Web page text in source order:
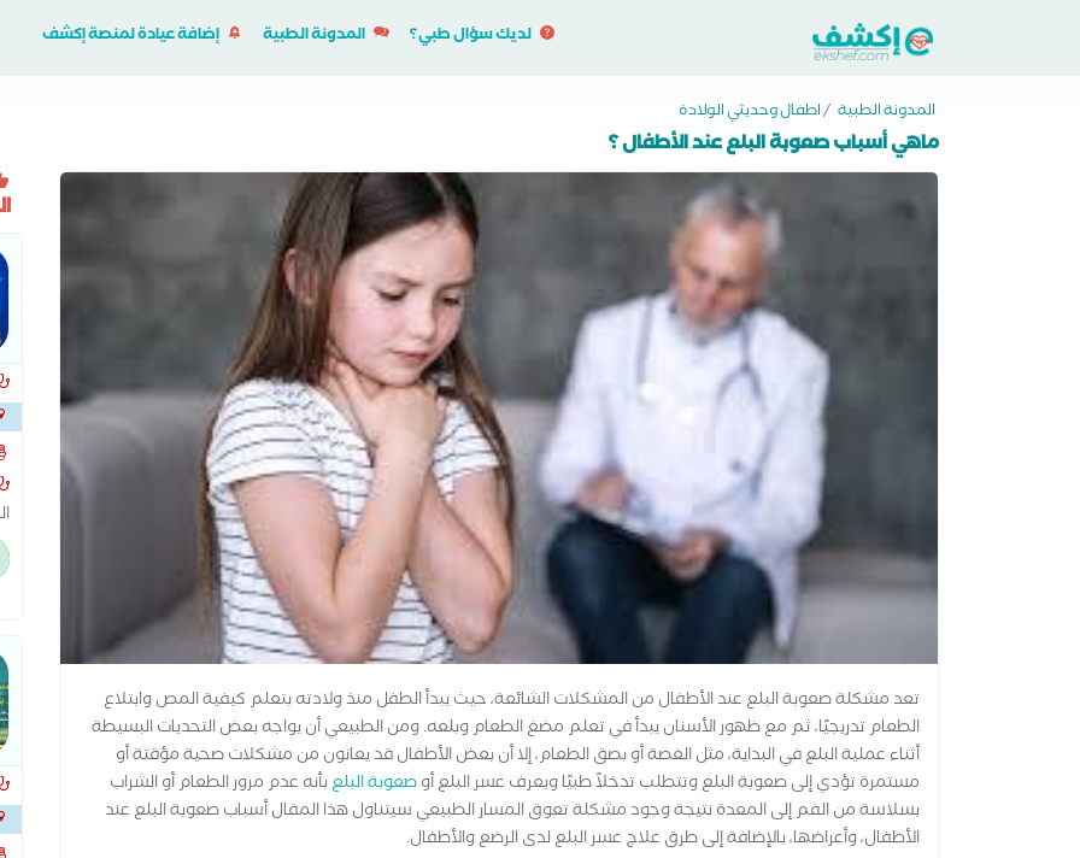
لديك سؤال طبي؟ المدونة الطبية إضافة عيادة لمنصة إكشف
المدونة الطبية /اطفال وحديثي الولادة
ماهي أسباب صعوبة البلع عند الأطفال ؟
تعد مشكلة صعوبة البلع عند الأطفال من المشكلات الشائعة، حيث يبدأ الطفل منذ ولادته بتعلم كيفية المص وابتلاع
الطعام تدريجيًا، ثم مع ظهور الأسنان يبدأ في تعلم مضغ الطعام وبلعه. ومن الطبيعي أن يواجه بعض التحديات البسيطة
أثناء عملية البلع في البداية، مثل الغصة أو بصق الطعام، إلا أن بعض الأطفال قد يعانون من مشكلات صحية مؤقتة أو
مستمرة تؤدي إلى صعوبة البلع وتتطلب تدخلاً طبيًا ويعرف عسر البلع أوصعوبة البلع بأنه عدم مرور الطعام أو الشراب
بسلاسة من الفم إلى المعدة نتيجة وجود مشكلة تعوق المسار الطبيعي سيتناول هذا المقال أسباب صعوبة البلع عند
الأطفال، وأعراضها، بالإضافة إلى طرق علاج عسر البلع لدى الرضع والأطفال.